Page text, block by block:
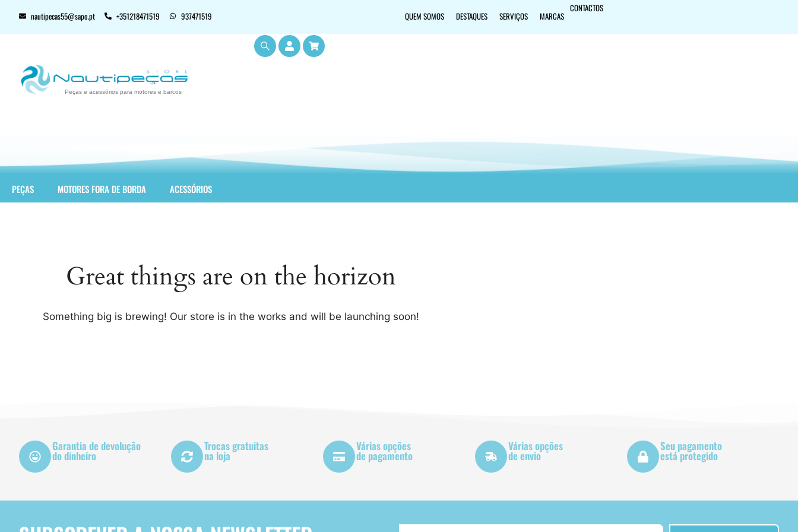
nautipecas55@sapo.pt +351218471519 937471519 QUEM SOMOS DESTAQUES SERVIÇOS MARCAS
CONTACTOS
Peças e acessórios para motores e barcos
PEÇAS MOTORES FORA DE BORDA ACESSÓRIOS
Great things are on the horizon
Something big is brewing! Our store is in the works and will be launching soon!
Garantia de devolução
do dinheiro
Trocas gratuitas
na loja
Várias opções
de pagamento
Várias opções
de envio
Seu pagamento
está protegido